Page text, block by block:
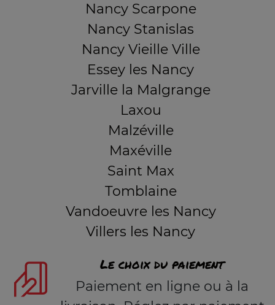
Nancy Scarpone
Nancy Stanislas
Nancy Vieille Ville
Essey les Nancy
Jarville la Malgrange
Laxou
Malzéville
Maxéville
Saint Max
Tomblaine
Vandoeuvre les Nancy
Villers les Nancy
Le choix du paiement
Paiement en ligne ou à la